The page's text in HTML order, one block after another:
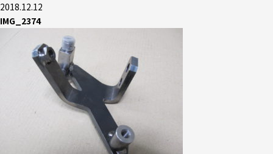
2018.12.12
IMG_2374